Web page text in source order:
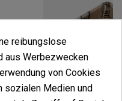
reibungslose
aus Werbezwecken
von Cookies
sozialen Medien und